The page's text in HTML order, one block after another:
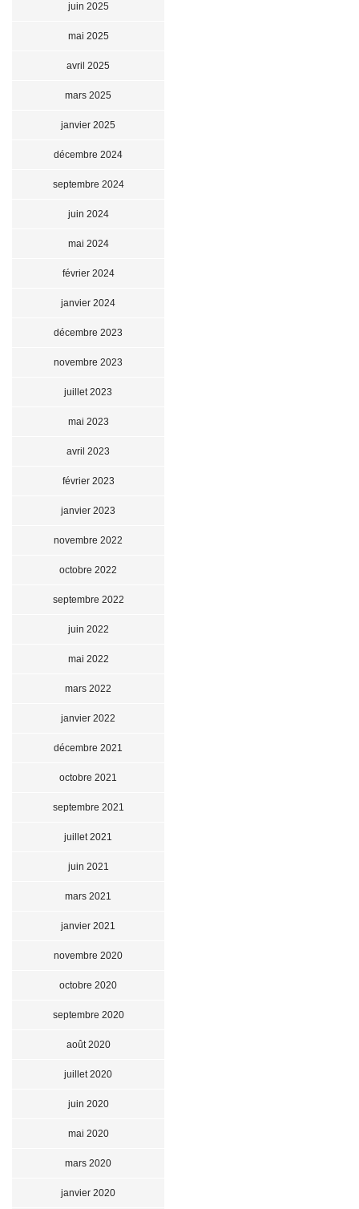
juin 2025
mai 2025
avril 2025
mars 2025
janvier 2025
décembre 2024
septembre 2024
juin 2024
mai 2024
février 2024
janvier 2024
décembre 2023
novembre 2023
juillet 2023
mai 2023
avril 2023
février 2023
janvier 2023
novembre 2022
octobre 2022
septembre 2022
juin 2022
mai 2022
mars 2022
janvier 2022
décembre 2021
octobre 2021
septembre 2021
juillet 2021
juin 2021
mars 2021
janvier 2021
novembre 2020
octobre 2020
septembre 2020
août 2020
juillet 2020
juin 2020
mai 2020
mars 2020
janvier 2020